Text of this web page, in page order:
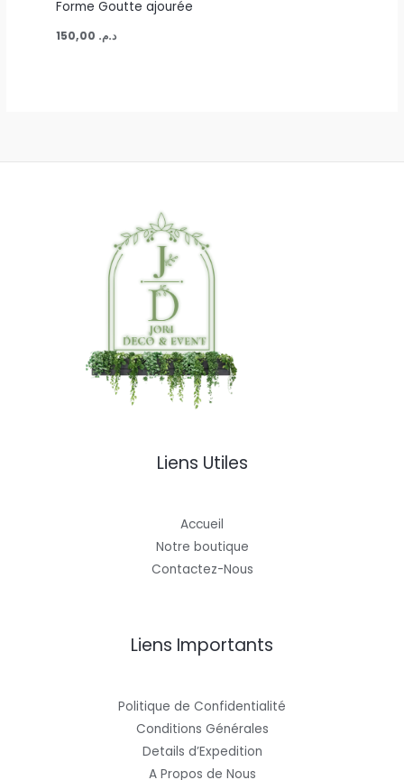
Forme Goutte ajourée
د.م.
Liens Utiles
Accueil
Notre boutique
Contactez-Nous
Liens Importants
Politique de Confidentialité
Conditions Générales
Details d’Expedition
A Propos de Nous